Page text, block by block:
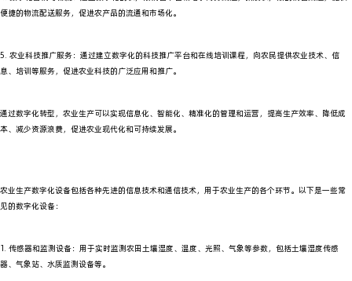
便捷的物流配送服务，促进农产品的流通和市场化。
5. 农业科技推广服务：通过建立数字化的科技推广平台和在线培训课程，向农民提供农业技术、信
息、培训等服务，促进农业科技的广泛应用和推广。
通过数字化转型，农业生产可以实现信息化、智能化、精准化的管理和运营，提高生产效率、降低成
本、减少资源浪费，促进农业现代化和可持续发展。
农业生产数字化设备包括各种先进的信息技术和通信技术，用于农业生产的各个环节。以下是一些常
见的数字化设备：
1. 传感器和监测设备：用于实时监测农田土壤湿度、温度、光照、气象等参数，包括土壤湿度传感
器、气象站、水质监测设备等。